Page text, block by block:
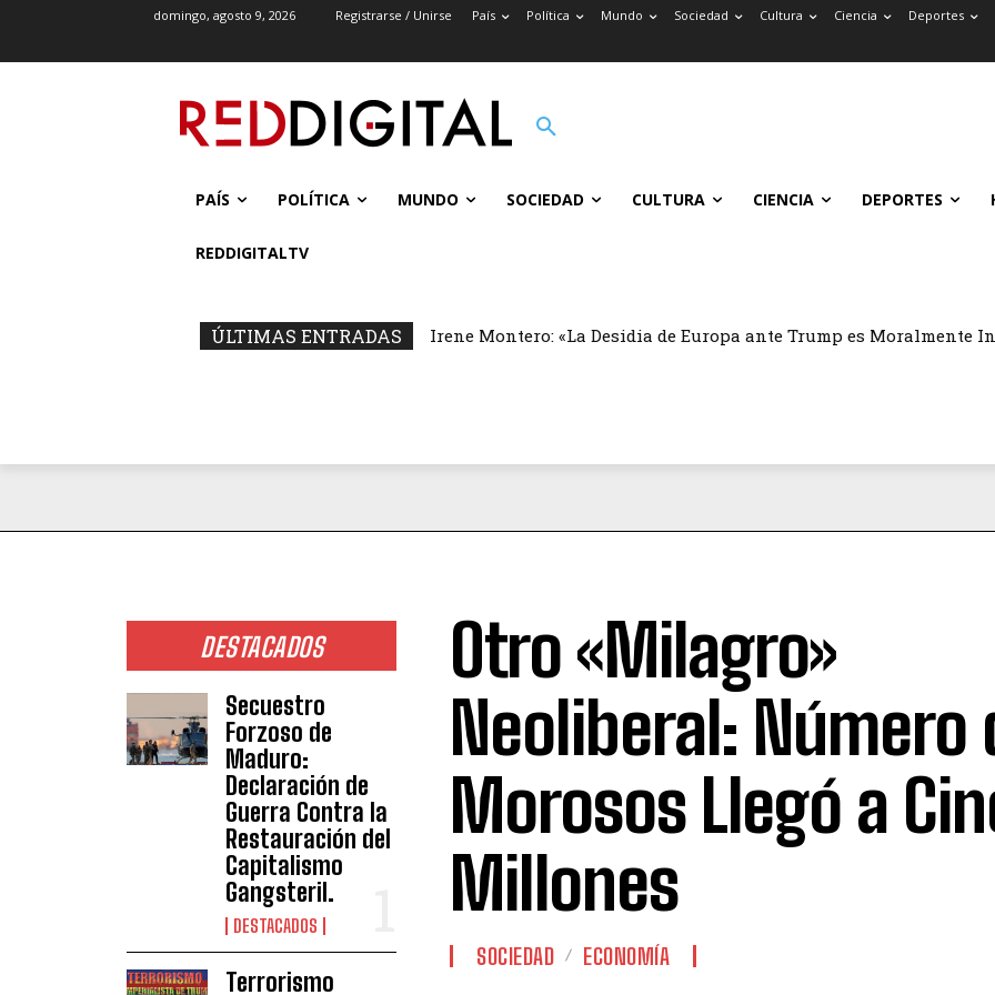
domingo, agosto 9, 2026 Registrarse / Unirse País Política Mundo Sociedad Cultura Ciencia Deportes
PAÍS POLÍTICA MUNDO SOCIEDAD CULTURA CIENCIA DEPORTES
REDDIGITALTV
ÚLTIMAS ENTRADAS Irene Montero: «La Desidia de Europa ante Trump es Moralmente
DESTACADOS
Secuestro
Forzoso de
Maduro:
Declaración de
Guerra Contra la
Restauración del
Capitalismo
Gangsteril.
DESTACADOS
Terrorismo
Otro «Milagro»
Neoliberal: Número
Morosos Llegó a
Millones
SOCIEDAD ECONOMÍA